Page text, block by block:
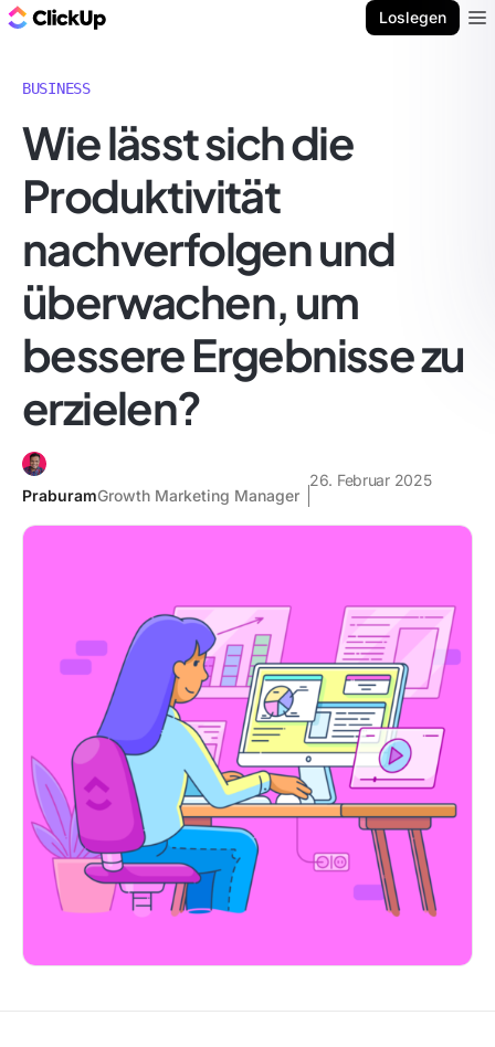
Loslegen
BUSINESS
Wie lässt sich die
Produktivität
nachverfolgen und
überwachen, um
bessere Ergebnisse zu
erzielen?
PraburamGrowth Marketing Manager
26. Februar 2025